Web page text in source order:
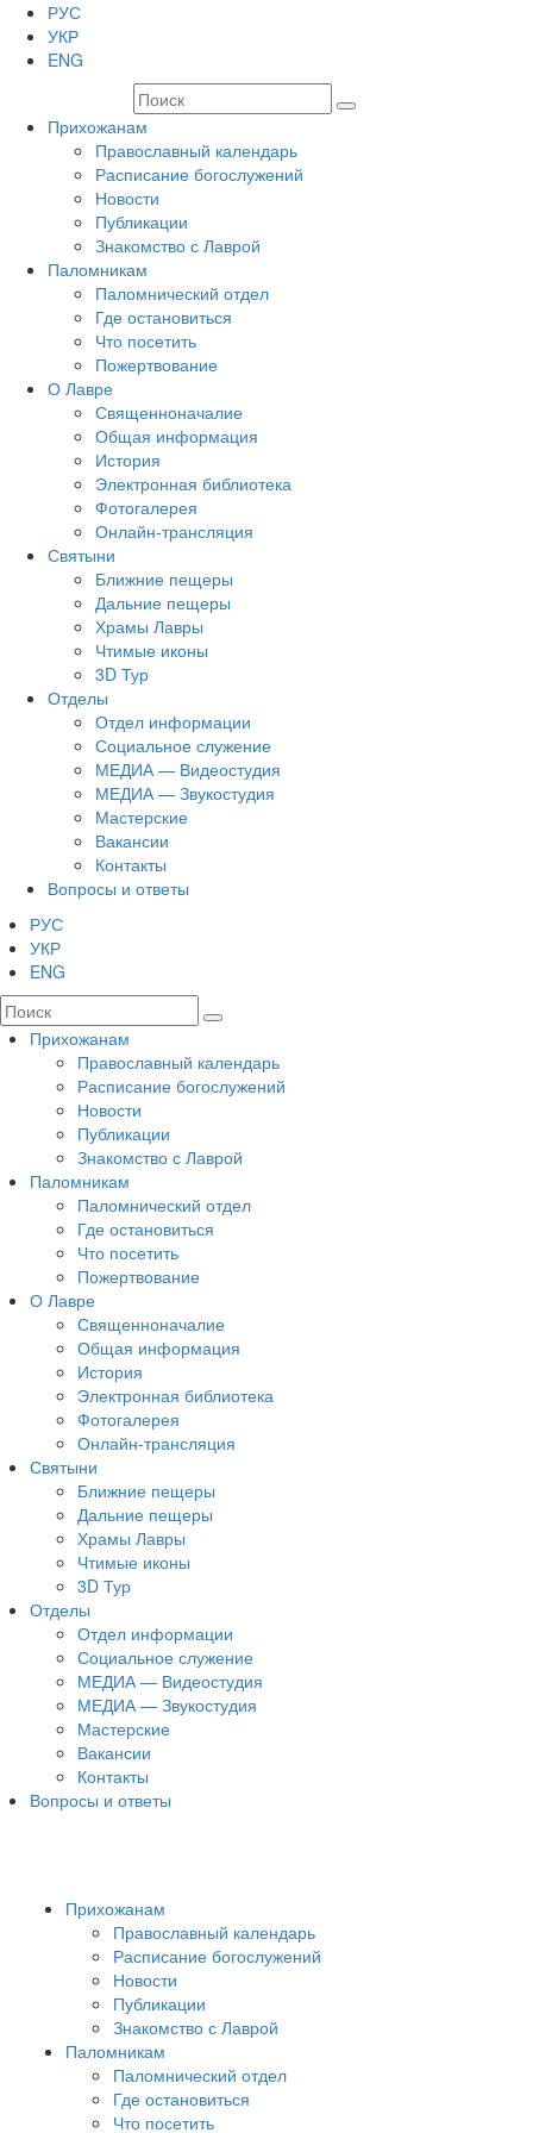
РУС
УКР
ENG
Прихожанам
Православный календарь
Расписание богослужений
Новости
Публикации
Знакомство с Лаврой
Паломникам
Паломнический отдел
Где остановиться
Что посетить
Пожертвование
О Лавре
Священноначалие
Общая информация
История
Электронная библиотека
Фотогалерея
Онлайн-трансляция
Святыни
Ближние пещеры
Дальние пещеры
Храмы Лавры
Чтимые иконы
3D Тур
Отделы
Отдел информации
Социальное служение
МЕДИА — Видеостудия
МЕДИА — Звукостудия
Мастерские
Вакансии
Контакты
Вопросы и ответы
РУС
УКР
ENG
Прихожанам
Православный календарь
Расписание богослужений
Новости
Публикации
Знакомство с Лаврой
Паломникам
Паломнический отдел
Где остановиться
Что посетить
Пожертвование
О Лавре
Священноначалие
Общая информация
История
Электронная библиотека
Фотогалерея
Онлайн-трансляция
Святыни
Ближние пещеры
Дальние пещеры
Храмы Лавры
Чтимые иконы
3D Тур
Отделы
Отдел информации
Социальное служение
МЕДИА — Видеостудия
МЕДИА — Звукостудия
Мастерские
Вакансии
Контакты
Вопросы и ответы
Прихожанам
Православный календарь
Расписание богослужений
Новости
Публикации
Знакомство с Лаврой
Паломникам
Паломнический отдел
Где остановиться
Что посетить